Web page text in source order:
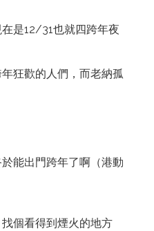
是12/31也就四跨年夜
狂歡的人們，而老納孤
能出門跨年了啊（港動
個看得到煙火的地方